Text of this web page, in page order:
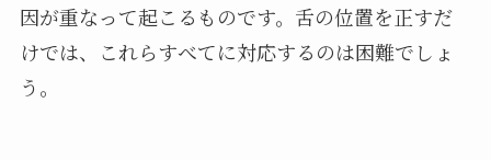
因が重なって起こるものです。舌の位置を正すだ
けでは、これらすべてに対応するのは困難でしょ
う。